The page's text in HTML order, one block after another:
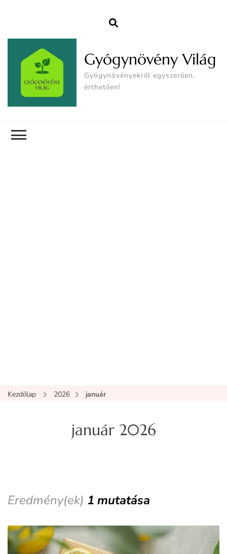
Gyógynövény Világ
Gyógynövényekről egyszerűen,
érthetően!
Kezdőlap 2026 január
január 2026
Eredmény(ek) 1 mutatása